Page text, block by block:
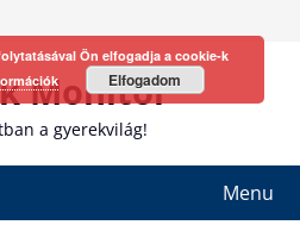
Monitor
a gyerekvilág!
Menu
Ön elfogadja a cookie-k
Elfogadom